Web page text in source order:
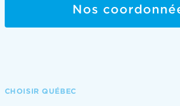
Nos
CHOISIR QUÉBEC